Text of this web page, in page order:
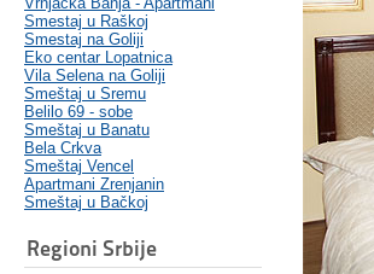
Smestaj u Raškoj
Smestaj na Goliji
Eko centar Lopatnica
Vila Selena na Goliji
Smeštaj u Sremu
Belilo 69 - sobe
Smeštaj u Banatu
Bela Crkva
Smeštaj Vencel
Apartmani Zrenjanin
Smeštaj u Bačkoj
Regioni Srbije